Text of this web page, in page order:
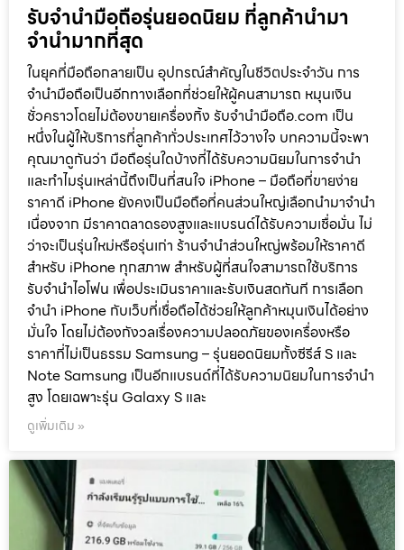
รับจำนำมือถือรุ่นยอดนิยม ที่ลูกค้านำมา
จำนำมากที่สุด
ในยุคที่มือถือกลายเป็น อุปกรณ์สำคัญในชีวิตประจำวัน การ
จำนำมือถือเป็นอีกทางเลือกที่ช่วยให้ผู้คนสามารถ หมุนเงิน
ชั่วคราวโดยไม่ต้องขายเครื่องทิ้ง รับจำนำมือถือ.com เป็น
หนึ่งในผู้ให้บริการที่ลูกค้าทั่วประเทศไว้วางใจ บทความนี้จะพา
คุณมาดูกันว่า มือถือรุ่นใดบ้างที่ได้รับความนิยมในการจำนำ
และทำไมรุ่นเหล่านี้ถึงเป็นที่สนใจ iPhone – มือถือที่ขายง่าย
ราคาดี iPhone ยังคงเป็นมือถือที่คนส่วนใหญ่เลือกนำมาจำนำ
เนื่องจาก มีราคาตลาดรองสูงและแบรนด์ได้รับความเชื่อมั่น ไม่
ว่าจะเป็นรุ่นใหม่หรือรุ่นเก่า ร้านจำนำส่วนใหญ่พร้อมให้ราคาดี
สำหรับ iPhone ทุกสภาพ สำหรับผู้ที่สนใจสามารถใช้บริการ
รับจำนำไอโฟน เพื่อประเมินราคาและรับเงินสดทันที การเลือก
จำนำ iPhone กับเว็บที่เชื่อถือได้ช่วยให้ลูกค้าหมุนเงินได้อย่าง
มั่นใจ โดยไม่ต้องกังวลเรื่องความปลอดภัยของเครื่องหรือ
ราคาที่ไม่เป็นธรรม Samsung – รุ่นยอดนิยมทั้งซีรีส์ S และ
Note Samsung เป็นอีกแบรนด์ที่ได้รับความนิยมในการจำนำ
สูง โดยเฉพาะรุ่น Galaxy S และ
ดูเพิ่มเติม »